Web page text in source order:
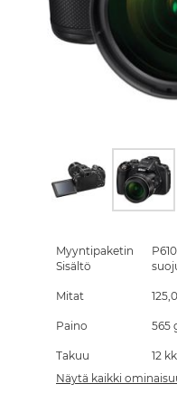
the
beginning
the
gallery
Myyntipaketin
Sisältö
Mitat
Paino 565
Takuu
12 kk
Näytä kaikki